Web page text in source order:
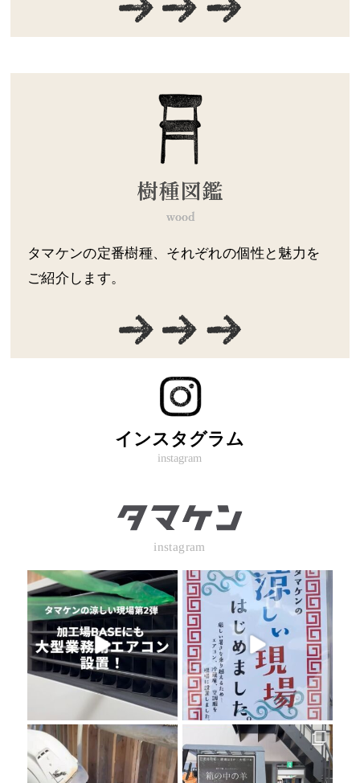
タマケンの定番樹種、それぞれの個性と魅力を
ご紹介します。
インスタグラム
instagram
instagram